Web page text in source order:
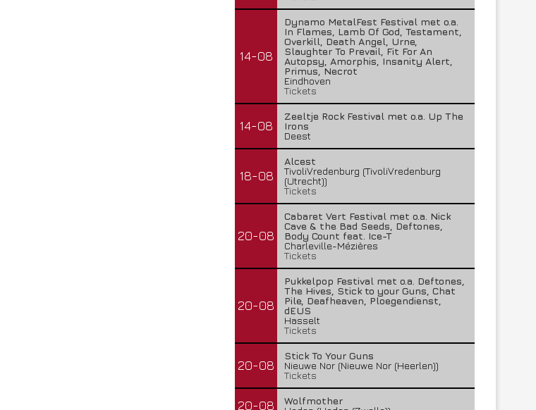
14-08
Dynamo MetalFest Festival met o.a.
In Flames, Lamb Of God, Testament,
Overkill, Death Angel, Urne,
Slaughter To Prevail, Fit For An
Autopsy, Amorphis, Insanity Alert,
Primus, Necrot
Eindhoven
Tickets
14-08
Zeeltje Rock Festival met o.a. Up The
Irons
Deest
18-08
Alcest
TivoliVredenburg (TivoliVredenburg
(Utrecht))
Tickets
20-08
Cabaret Vert Festival met o.a. Nick
Cave & the Bad Seeds, Deftones,
Body Count feat. Ice-T
Charleville-Mézières
Tickets
20-08
Pukkelpop Festival met o.a. Deftones,
The Hives, Stick to your Guns, Chat
Pile, Deafheaven, Ploegendienst,
dEUS
Hasselt
Tickets
20-08
Stick To Your Guns
Nieuwe Nor (Nieuwe Nor (Heerlen))
Tickets
20-08
Wolfmother